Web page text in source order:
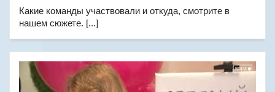
Какие команды участвовали и откуда, смотрите в
нашем сюжете. [...]